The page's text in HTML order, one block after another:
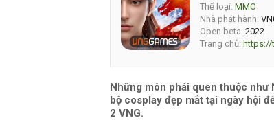
Thể loại: MMO
Nhà phát hành:
Open beta: 2022
Trang chủ:
Những môn phái quen thuộc như
bộ cosplay đẹp mắt tại ngày hội
2 VNG.